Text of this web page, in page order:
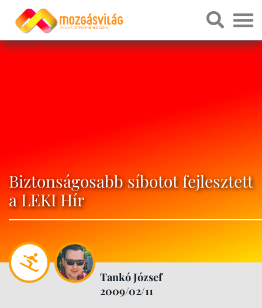
Biztonságosabb síbotot fejlesztett
a LEKI Hír
Tankó József
2009/02/11